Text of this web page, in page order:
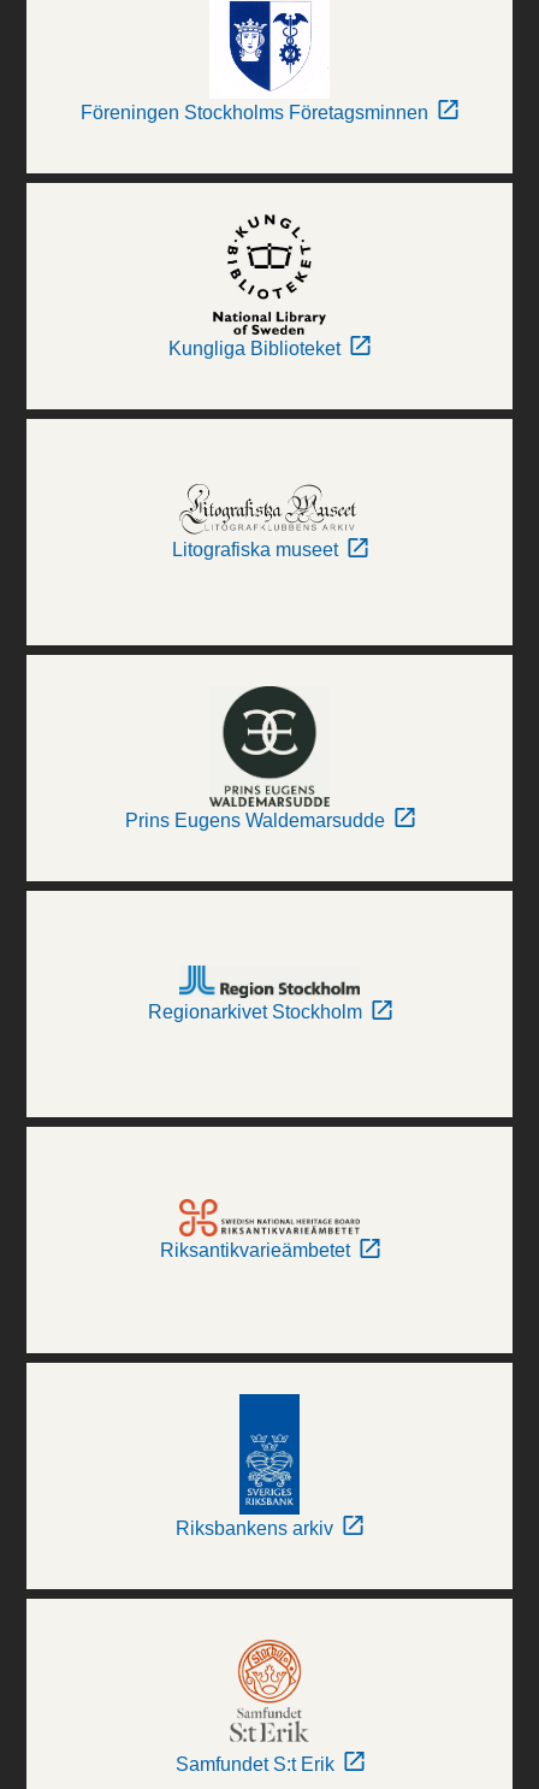
Föreningen Stockholms Företagsminnen
Kungliga Biblioteket
Litografiska museet
Prins Eugens Waldemarsudde
Regionarkivet Stockholm
Riksantikvarieämbetet
Riksbankens arkiv
Samfundet S:t Erik